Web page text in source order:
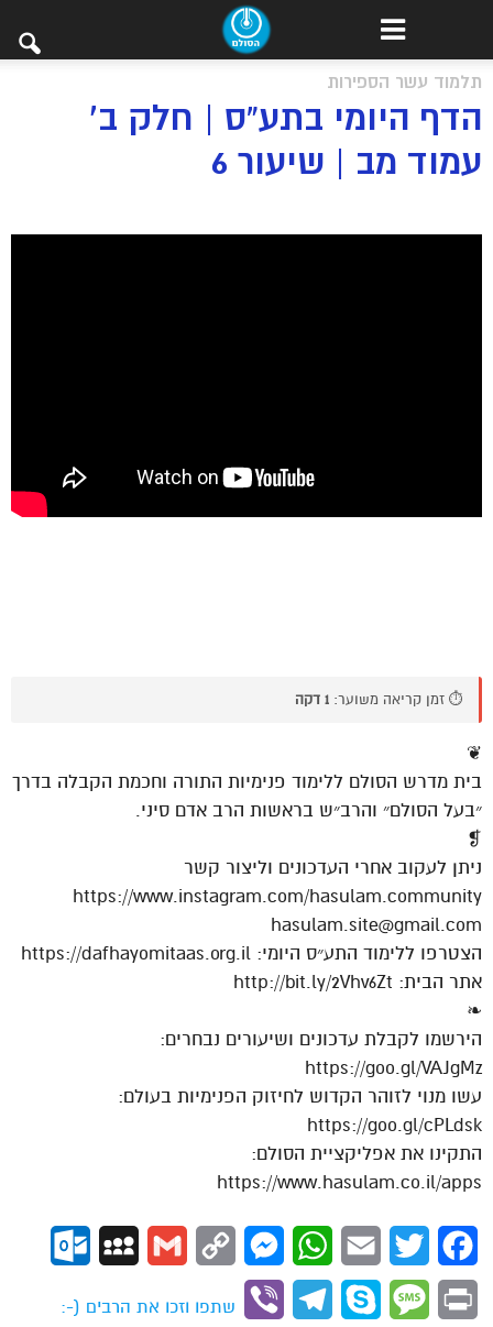
תלמוד עשר הספירות
הדף היומי בתע”ס | חלק ב’
עמוד מב | שיעור 6
⏱️ זמן קריאה משוער: 1 דקה
❦
בית מדרש הסולם ללימוד פנימיות התורה וחכמת הקבלה בדרך
״בעל הסולם״ והרב״ש בראשות הרב אדם סיני.
❡
ניתן לעקוב אחרי העדכונים וליצור קשר
https://www.instagram.com/hasulam.community
hasulam.site@gmail.com
הצטרפו ללימוד התע״ס היומי: https://dafhayomitaas.org.il
אתר הבית: http://bit.ly/2Vhv6Zt
❧
הירשמו לקבלת עדכונים ושיעורים נבחרים:
https://goo.gl/VAJgMz
עשו מנוי לזוהר הקדוש לחיזוק הפנימיות בעולם:
https://goo.gl/cPLdsk
התקינו את אפליקציית הסולם:
https://www.hasulam.co.il/apps
Facebook
Twitter
Email
WhatsApp
Messenger
Copy
Gmail
MySpace
Print
Message
Skype
Telegram
Viber
שתפו וזכו את הרבים (-: